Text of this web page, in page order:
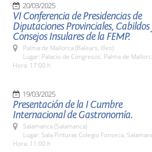
20/03/2025
VI Conferencia de Presidencias de
Diputaciones Provinciales, Cabildos
Consejos Insulares de la FEMP.
Palma de Mallorca (Balears, Illes)
Lugar: Palacio de Congresos. Palma de
Hora: 17:00 h
19/03/2025
Presentación de la I Cumbre
Internacional de Gastronomía.
Salamanca (Salamanca)
Lugar: Sala Pinturas Colegio Fonseca.
Hora: 11:00 h